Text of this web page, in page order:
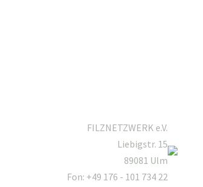
FILZNETZWERK e.V.
Liebigstr. 15
89081 Ulm
Fon: +49 176 - 101 734 22